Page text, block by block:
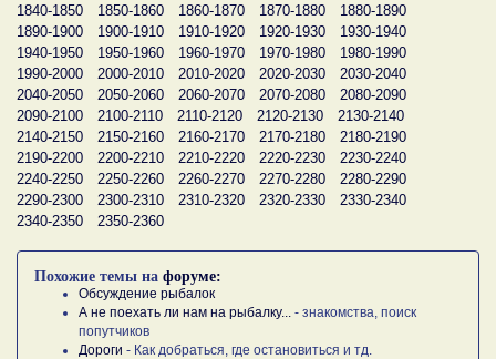
1840-1850
1850-1860 1860-1870 1870-1880
1880-1890
1890-1900
1900-1910 1910-1920 1920-1930
1930-1940
1940-1950
1950-1960 1960-1970 1970-1980
1980-1990
1990-2000
2000-2010 2010-2020 2020-2030
2030-2040
2040-2050
2050-2060 2060-2070 2070-2080
2080-2090
2090-2100
2100-2110 2110-2120 2120-2130
2130-2140
2140-2150
2150-2160 2160-2170 2170-2180
2180-2190
2190-2200
2200-2210 2210-2220 2220-2230
2230-2240
2240-2250
2250-2260 2260-2270 2270-2280
2280-2290
2290-2300
2300-2310 2310-2320 2320-2330
2330-2340
2340-2350
2350-2360
Похожие темы на форуме:
Обсуждение рыбалок
А не поехать ли нам на рыбалку... - знакомства, поиск
попутчиков
Дороги - Как добраться, где остановиться и тд.